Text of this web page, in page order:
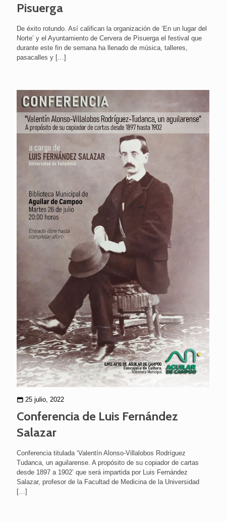
Pisuerga
De éxito rotundo. Así califican la organización de ‘En un lugar del
Norte’ y el Ayuntamiento de Cervera de Pisuerga el festival que
durante este fin de semana ha llenado de música, talleres,
pasacalles y […]
25 julio, 2022
Conferencia de Luis Fernández
Salazar
Conferencia titulada ‘Valentín Alonso-Villalobos Rodríguez
Tudanca, un aguilarense. A propósito de su copiador de cartas
desde 1897 a 1902’ que será impartida por Luis Fernández
Salazar, profesor de la Facultad de Medicina de la Universidad
[…]